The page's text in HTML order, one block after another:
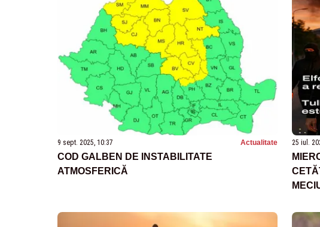
9 sept. 2025, 10:37 Actualitate
COD GALBEN DE INSTABILITATE
ATMOSFERICĂ
25 iul.